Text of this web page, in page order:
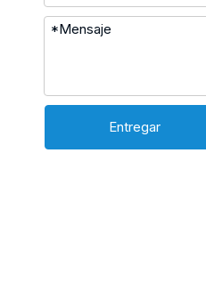
Entregar